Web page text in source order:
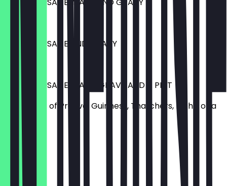
£ 10,50
PIE OR SAUSAGE AND GRAVY
£ 7,50
PIE OR SAUSAGE, MASH, GRAVY AND A PINT
With a pint of Prahva, Guinness, Thatchers, Inch's or a
Real ale.
£ 12,50